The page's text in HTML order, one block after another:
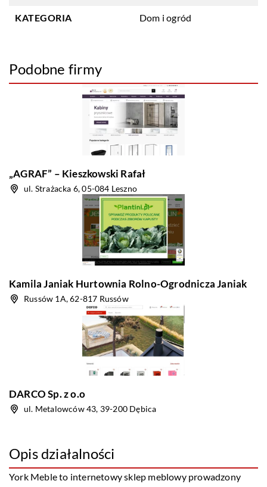
KATEGORIA Dom i ogród
Podobne firmy
„AGRAF” – Kieszkowski Rafał
ul. Strażacka 6, 05-084 Leszno
Kamila Janiak Hurtownia Rolno-Ogrodnicza Janiak
Russów 1A, 62-817 Russów
DARCO Sp. z o.o
ul. Metalowców 43, 39-200 Dębica
Opis działalności
York Meble to internetowy sklep meblowy prowadzony